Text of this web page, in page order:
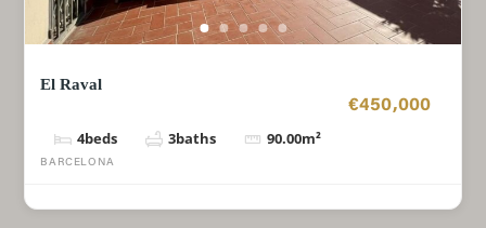
El Raval
€450,000
4beds 3baths 90.00m²
BARCELONA